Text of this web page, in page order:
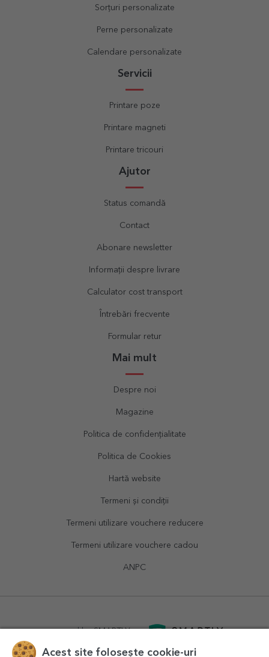
Sorțuri personalizate
Perne personalizate
Calendare personalizate
Servicii
Printare poze
Printare magneti
Printare tricouri
Ajutor
Status comandă
Contact
Abonare newsletter
Informații despre livrare
Calculator cost transport
Întrebări frecvente
Formular retur
Mai mult
Despre noi
Magazine
Politica de confidențialitate
Politica de Cookies
Hartă website
Termeni și condiții
Termeni utilizare vouchere reducere
Termeni utilizare vouchere cadou
ANPC
powered bySMARTLY.ro
Acest site folosește cookie-uri